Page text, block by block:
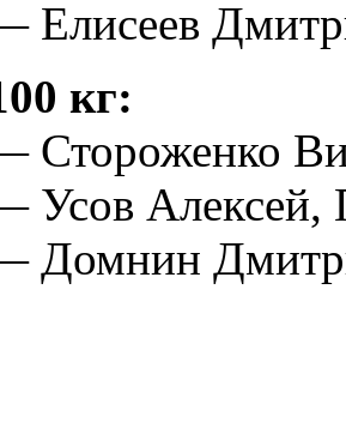
Елисеев
кг:
Стороженко
Усов Алексей,
Домнин